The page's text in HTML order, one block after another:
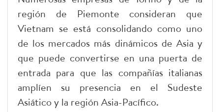
región de Piemonte consideran que
Vietnam se está consolidando como uno
de los mercados más dinámicos de Asia y
que puede convertirse en una puerta de
entrada para que las compañías italianas
amplíen su presencia en el Sudeste
Asiático y la región Asia-Pacífico.